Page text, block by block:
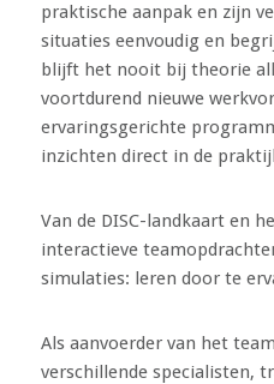
praktische aanpak en zijn
situaties eenvoudig en
blijft het nooit bij theorie
voortdurend nieuwe
ervaringsgerichte
inzichten direct in de
Van de DISC-landkaart en
interactieve
simulaties: leren door te
Als aanvoerder van het
verschillende specialisten,